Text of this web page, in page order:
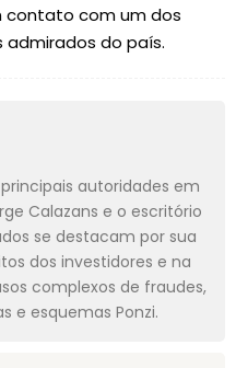
com um dos
do país.
autoridades em
Calazans e o escritório
se destacam por sua
dos investidores e na
complexos de fraudes,
e esquemas Ponzi.